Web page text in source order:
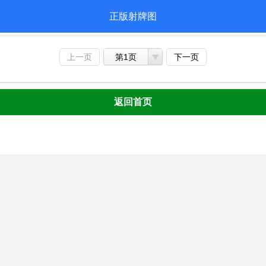
正版射牌图
上一页 第1页 下一页
返回首页